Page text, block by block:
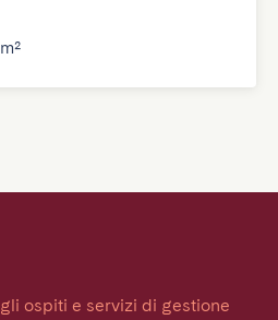
ospiti e servizi di gestione